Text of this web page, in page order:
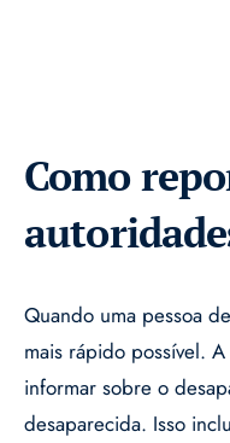
Como
Quando uma pessoa
mais rápido possível.
informar sobre o
desaparecida. Isso